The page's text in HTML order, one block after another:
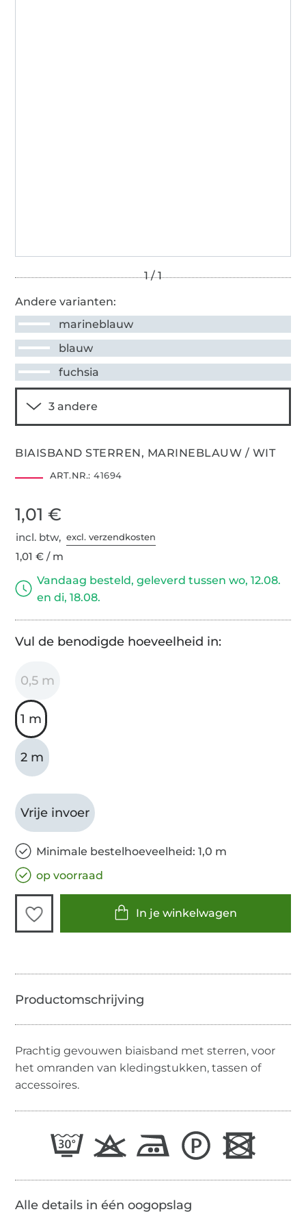
Andere varianten:
marineblauw
blauw
fuchsia
BIAISBAND STERREN, MARINEBLAUW / WIT
ART.NR.: 41694
1,01 €
incl. btw,excl. verzendkosten
1,01 € / m
Vandaag besteld, geleverd tussen wo, 12.08.
en di, 18.08.
Vul de benodigde hoeveelheid in:
0,5 m
1 m
2 m
Vrije invoer
Minimale bestelhoeveelheid: 1,0 m
op voorraad
In je winkelwagen
Prachtig gevouwen biaisband met sterren, voor
het omranden van kledingstukken, tassen of
accessoires.
Alle details in één oogopslag